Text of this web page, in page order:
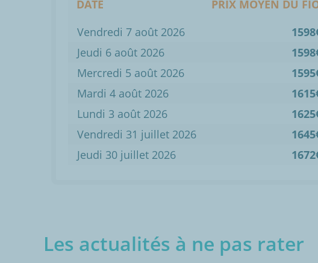
DATE PRIX MOYEN DU
Vendredi 7 août 2026
Jeudi 6 août 2026
Mercredi 5 août 2026
Mardi 4 août 2026
Lundi 3 août 2026
Vendredi 31 juillet 2026
Jeudi 30 juillet 2026
Les actualités à ne pas rater